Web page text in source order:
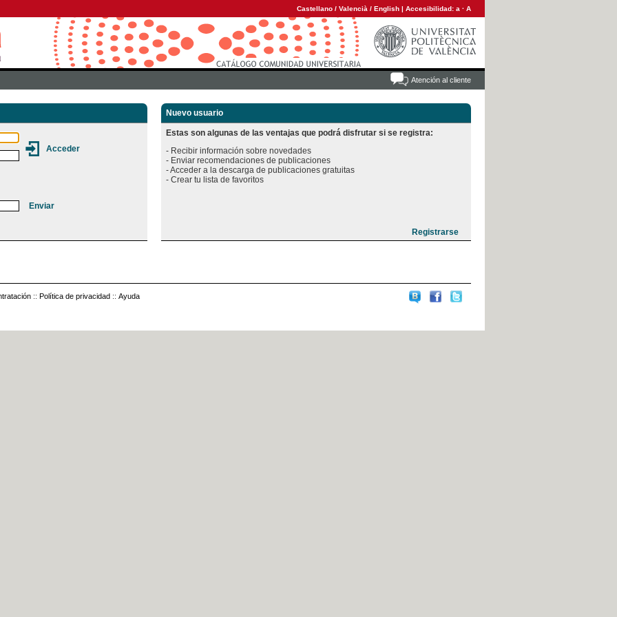
Castellano / Valencià / English | Accesibilidad: a · A
Atención al cliente
Nuevo usuario
Estas son algunas de las ventajas que podrá disfrutar si se registra:
- Recibir información sobre novedades
- Enviar recomendaciones de publicaciones
- Acceder a la descarga de publicaciones gratuitas
:: Política de privacidad :: Ayuda